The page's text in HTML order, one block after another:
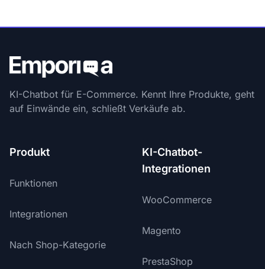
KI-Chatbot für E-Commerce. Kennt Ihre Produkte, geht
auf Einwände ein, schließt Verkäufe ab.
Produkt
Funktionen
Integrationen
Nach Shop-Kategorie
KI-Chatbot-
Integrationen
WooCommerce
Magento
PrestaShop